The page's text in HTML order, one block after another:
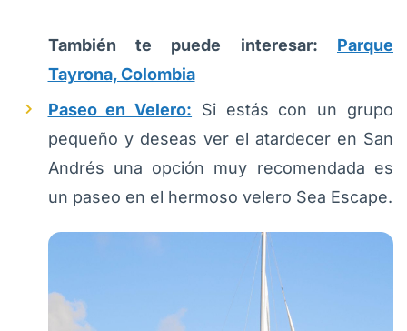
También te puede interesar: Parque
Tayrona, Colombia
Paseo en Velero: Si estás con un grupo
pequeño y deseas ver el atardecer en San
Andrés una opción muy recomendada es
un paseo en el hermoso velero Sea Escape.